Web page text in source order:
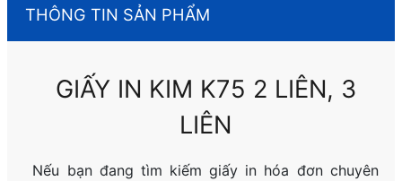
THÔNG TIN SẢN PHẨM
GIẤY IN KIM K75 2 LIÊN, 3
LIÊN
Nếu bạn đang tìm kiếm giấy in hóa đơn chuyên